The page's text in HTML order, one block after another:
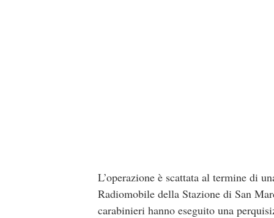
L’operazione è scattata al termine di
Radiomobile della Stazione di San
carabinieri hanno eseguito una